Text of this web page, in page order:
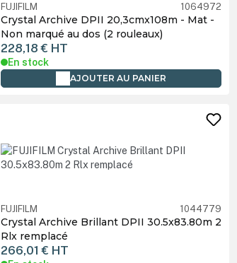
FUJIFILM 1064972
Crystal Archive DPII 20,3cmx108m - Mat -
Non marqué au dos (2 rouleaux)
228,18 € HT
En stock
AJOUTER AU PANIER
FUJIFILM 1044779
Crystal Archive Brillant DPII 30.5x83.80m 2
Rlx remplacé
266,01 € HT